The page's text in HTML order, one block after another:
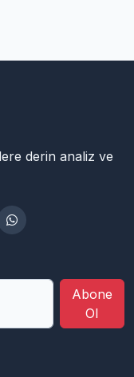
derin analiz ve
Abone
Ol